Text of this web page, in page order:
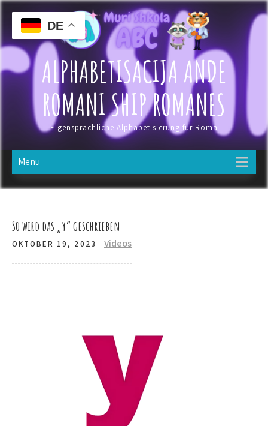
Skip
content
ALPHABETISACIJA ANDE
ROMANI SHIP ROMANES
Eigensprachliche Alphabetisierung für Roma
Menu
So wird das „y“ geschrieben
OKTOBER 19, 2023 Videos
DE